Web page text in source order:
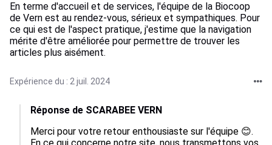
En terme d'accueil et de services, l'équipe de la Biocoop
de Vern est au rendez-vous, sérieux et sympathiques. Pour
ce qui est de l'aspect pratique, j'estime que la navigation
mérite d'être améliorée pour permettre de trouver les
articles plus aisément.
Expérience du : 2 juil. 2024
Réponse de SCARABEE VERN
Merci pour votre retour enthousiaste sur l'équipe 😊.